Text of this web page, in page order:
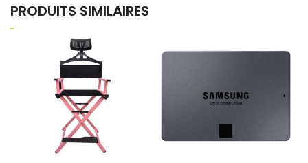
PRODUITS SIMILAIRES